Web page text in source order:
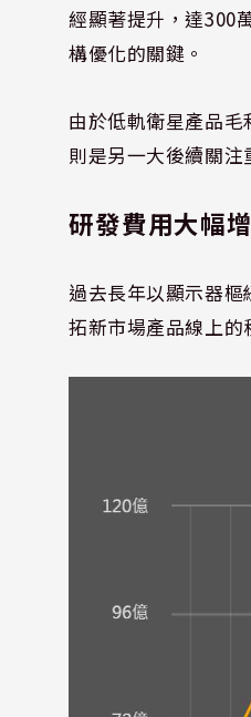
經顯著提升，達300
構優化的關鍵。
由於低軌衛星產品
則是另一大後續關注
研發費用大幅
過去長年以顯示器
拓新市場產品線上的